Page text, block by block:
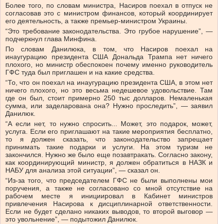
Более того, по словам министра, Насиров поехал в отпуск не
согласовав это с министром финансов, который координирует
его деятельность, а также премьер-министром Украины.
“Это требование законодательства. Это грубое нарушение”, —
подчеркнул глава Минфина.
По словам Данилюка, в том, что Насиров поехал на
инаугурацию президента США Дональда Трампа нет ничего
плохого, но министр обеспокоен почему именно руководитель
ГФС туда был приглашен и на какие средства.
“То, что он поехал на инаугурацию президента США, в этом нет
ничего плохого, но это весьма недешевое удовольствие. Там
где он был, стоит примерно 250 тыс долларов. Немаленькая
сумма, или заделарована она? Нужно проследить”, — заявил
Данилюк.
“А если нет, то нужно спросить... Может, это подарок, может,
услуга. Если его приглашают на такие мероприятия бесплатно,
то я должен сказать, что законодательство запрещает
принимать такие подарки и услуги. На этом туризм не
закончился. Нужно же было еще позавтракать. Согласно закону,
как координирующий министр, я должен обратиться в НАЗК и
НАБУ для анализа этой ситуации”, — сказал он.
“Из-за того, что председателем ГФС не были выполнены мои
поручения, а также не согласовано со мной отсутствие на
рабочем месте я инициировал в Кабинет министров
привлечения Насирова к дисциплинарной ответственности.
Если не будет сделано никаких выводов, то второй выговор —
это увольнение”, — подытожил Данилюк.